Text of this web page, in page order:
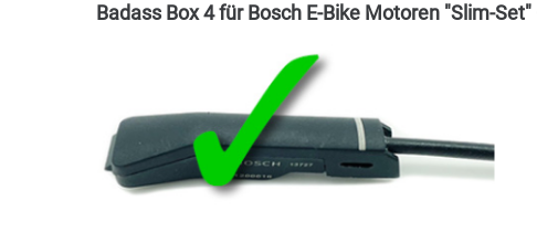
Badass Box 4 für Bosch E-Bike Motoren "Slim-